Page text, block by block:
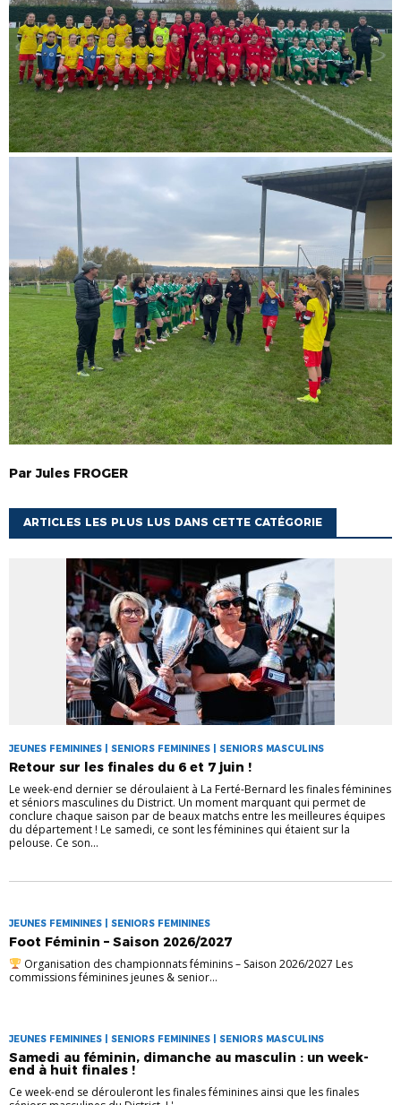
ParJules FROGER
ARTICLES LES PLUS LUS DANS CETTE CATÉGORIE
JEUNES FEMININES | SENIORS FEMININES | SENIORS MASCULINS
Retour sur les finales du 6 et 7 juin !
Le week-end dernier se déroulaient à La Ferté-Bernard les finales féminines
et séniors masculines du District. Un moment marquant qui permet de
conclure chaque saison par de beaux matchs entre les meilleures équipes
du département ! Le samedi, ce sont les féminines qui étaient sur la
pelouse. Ce son...
JEUNES FEMININES | SENIORS FEMININES
Foot Féminin – Saison 2026/2027
Organisation des championnats féminins – Saison 2026/2027 Les
commissions féminines jeunes & senior...
JEUNES FEMININES | SENIORS FEMININES | SENIORS MASCULINS
Samedi au féminin, dimanche au masculin : un week-
end à huit finales !
Ce week-end se dérouleront les finales féminines ainsi que les finales